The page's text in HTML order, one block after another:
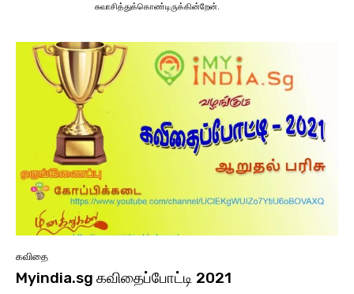
சுவாசித்துக்கொண்டிருக்கின்றேன்.
கவிதை
Myindia.sg கவிதைப்போட்டி 2021